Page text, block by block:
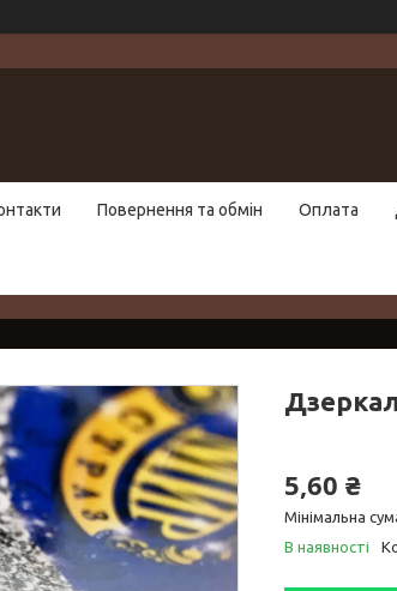
Повернення та обмін Оплата
5,60 ₴
Мінімальна
В наявності